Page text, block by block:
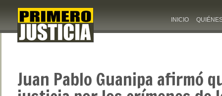
INICIO
Juan Pablo Guanipa afirmó